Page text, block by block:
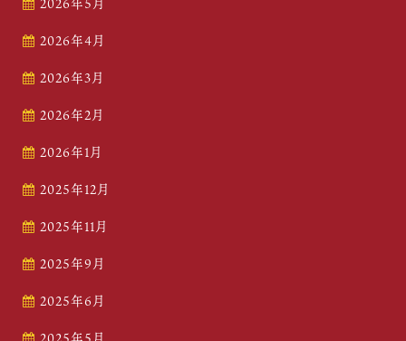
2026年4月
2026年3月
2026年2月
2026年1月
2025年12月
2025年11月
2025年9月
2025年6月